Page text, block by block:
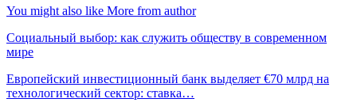
You might also like More from author
Социальный выбор: как служить обществу в современном
мире
Европейский инвестиционный банк выделяет €70 млрд на
технологический сектор: ставка…